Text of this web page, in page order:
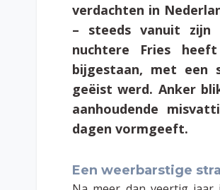
verdachten in
– steeds vanuit zijn
nuchtere Fries
bijgestaan, met een
geëist werd. Anker
aanhoudende
dagen vormgeeft.
Een weerbarstige